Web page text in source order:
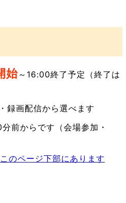
始～16:00終了予定（終了は
録画配信から選べます
前からです（会場参加・
のページ下部にあります